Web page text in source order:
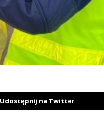
Udostępnij na Twitter